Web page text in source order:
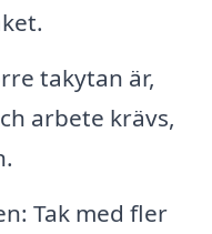
takytan är,
arbete krävs,
Tak med fler